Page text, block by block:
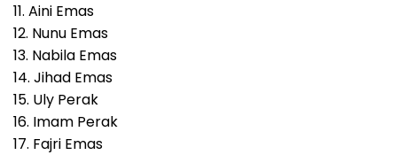
11. Aini Emas
12. Nunu Emas
13. Nabila Emas
14. Jihad Emas
15. Uly Perak
16. Imam Perak
17. Fajri Emas